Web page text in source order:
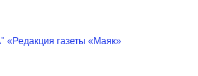
газеты «Маяк»